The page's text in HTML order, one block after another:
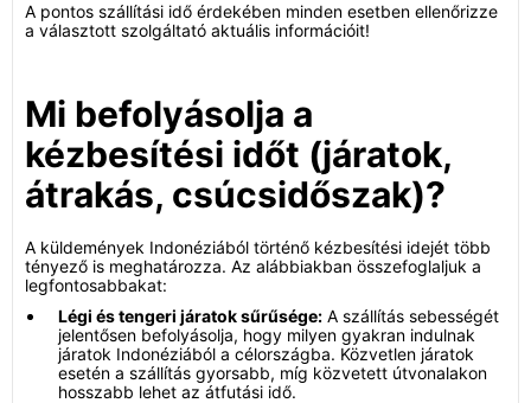
A pontos szállítási idő érdekében minden esetben ellenőrizze
a választott szolgáltató aktuális információit!
Mi befolyásolja a
kézbesítési időt (járatok,
átrakás, csúcsidőszak)?
A küldemények Indonéziából történő kézbesítési idejét több
tényező is meghatározza. Az alábbiakban összefoglaljuk a
legfontosabbakat:
Légi és tengeri járatok sűrűsége: A szállítás sebességét
jelentősen befolyásolja, hogy milyen gyakran indulnak
járatok Indonéziából a célországba. Közvetlen járatok
esetén a szállítás gyorsabb, míg közvetett útvonalakon
hosszabb lehet az átfutási idő.